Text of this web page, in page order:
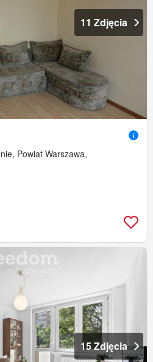
11 Zdjęcia
Powiat Warszawa,
15 Zdjęcia